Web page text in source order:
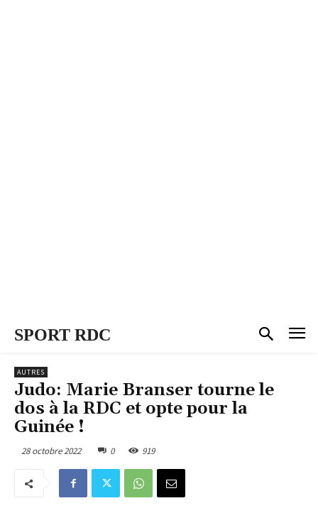
SPORT RDC
AUTRES
Judo: Marie Branser tourne le
dos à la RDC et opte pour la
Guinée !
28 octobre 2022 0 919